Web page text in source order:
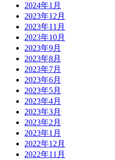
2024年1月
2023年12月
2023年11月
2023年10月
2023年9月
2023年8月
2023年7月
2023年6月
2023年5月
2023年4月
2023年3月
2023年2月
2023年1月
2022年12月
2022年11月